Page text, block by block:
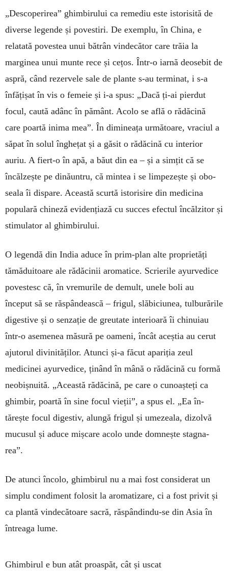
„Descoperirea” ghimbirului ca remediu este istorisită de
diverse legende și povestiri. De exemplu, în China, e
relatată povestea unui bă­trân vindecător care trăia la
marginea unui mun­te rece și cețos. Într-o iarnă deosebit de
aspră, când rezervele sale de plante s-au terminat, i s-a
înfățișat în vis o femeie și i-a spus: „Dacă ți-ai pierdut
focul, caută adânc în pământ. Acolo se află o rădăcină
care poartă inima mea”. În dimi­neața următoare, vraciul a
săpat în solul înghețat și a găsit o rădăcină cu interior
auriu. A fiert-o în apă, a băut din ea – și a simțit că se
încălzește pe dinăuntru, că mintea i se limpezește și obo­
seala îi dispare. Această scurtă istorisire din medicina
populară chineză evidențiază cu suc­ces efectul încălzitor și
stimulator al ghimbi­rului.
O legendă din India aduce în prim-plan alte proprietăți
tămăduitoare ale rădăcinii aromatice. Scrierile ayurvedice
povestesc că, în vremurile de demult, unele boli au
început să se răspân­dească – frigul, slăbiciunea, tulburările
digestive și o senzație de greutate interioară îi chinuiau
într-o asemenea măsură pe oameni, încât aceștia au cerut
ajutorul divinităților. Atunci și-a făcut apariția zeul
medicinei ayurvedice, ținând în mână o rădăcină cu formă
neobiș­nuită. „Această rădăcină, pe care o cunoașteți ca
ghimbir, poartă în sine focul vieții”, a spus el. „Ea în­
tărește focul digestiv, alungă frigul și ume­zeala, dizolvă
mucusul și aduce miș­care acolo unde domnește stagna­
rea”.
De atunci încolo, ghimbirul nu a mai fost considerat un
simplu con­di­ment folosit la aromatizare, ci a fost pri­vit și
ca plantă vindecătoare sacră, răs­pân­dindu-se din Asia în
întreaga lume.
Ghimbirul e bun atât proaspăt, cât și uscat